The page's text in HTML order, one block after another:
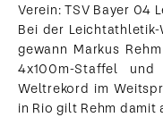
Verein: TSV Bayer 04
Bei der
gewann Markus
4x100m-Staffel
Weltrekord im
in Rio gilt Rehm